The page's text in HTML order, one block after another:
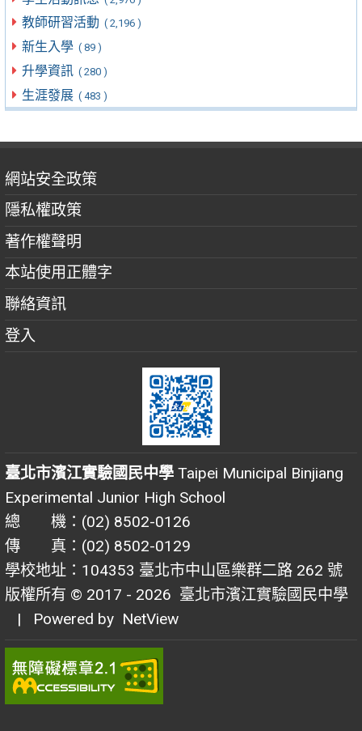
教師研習活動 ( 2,196 )
新生入學 ( 89 )
升學資訊 ( 280 )
生涯發展 ( 483 )
網站安全政策
隱私權政策
著作權聲明
本站使用正體字
聯絡資訊
登入
臺北市濱江實驗國民中學 Taipei Municipal Binjiang
Experimental Junior High School
總 機：(02) 8502-0126
傳 真：(02) 8502-0129
學校地址：104353 臺北市中山區樂群二路 262 號
版權所有 © 2017 - 2026 臺北市濱江實驗國民中學
| Powered by NetView